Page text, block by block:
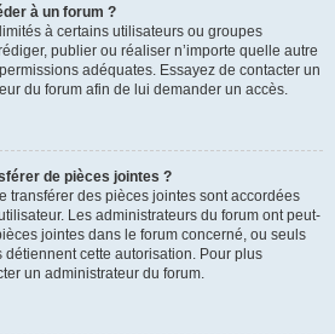
à un forum ?
à certains utilisateurs ou groupes
publier ou réaliser n’importe quelle autre
adéquates. Essayez de contacter un
du forum afin de lui demander un accès.
de pièces jointes ?
transférer des pièces jointes sont accordées
Les administrateurs du forum ont peut-
jointes dans le forum concerné, ou seuls
détiennent cette autorisation. Pour plus
un administrateur du forum.